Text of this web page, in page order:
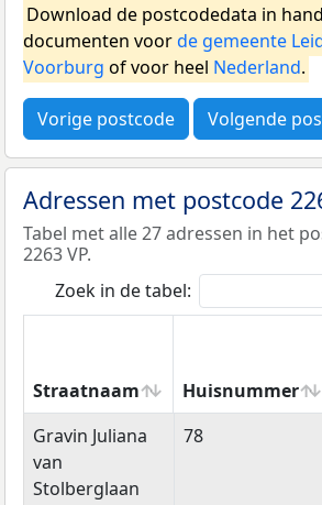
Download de postcodedata in
documenten voorde gemeente
Voorburg of voor heel Nederland.
Vorige postcode Volgende
Adressen met postcode
Tabel met alle 27 adressen in het
2263 VP.
Zoek in de tabel:
Straatnaam Huisnummer
Straatnaam
Huisnummer
Gravin Juliana
van
Stolberglaan
78